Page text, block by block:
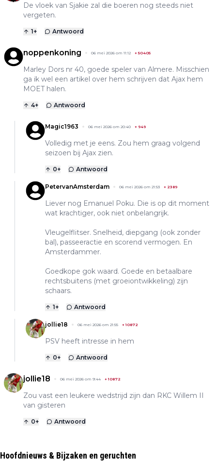
De vloek van Sjakie zal die boeren nog steeds niet
vergeten.
1+ Antwoord
noppenkoning 06 mei 2026 om 11:12 + 50405
Marley Dors nr 40, goede speler van Almere. Misschien
ga ik wel een artikel over hem schrijven dat Ajax hem
MOET halen.
4+ Antwoord
Magic1963 06 mei 2026 om 20:40 + 949
Volledig met je eens. Zou hem graag volgend
seizoen bij Ajax zien.
0+ Antwoord
PetervanAmsterdam 06 mei 2026 om 21:53 + 2389
Liever nog Emanuel Poku. Die is op dit moment
wat krachtiger, ook niet onbelangrijk.
Vleugelflitser. Snelheid, diepgang (ook zonder
bal), passeeractie en scorend vermogen. En
Amsterdammer.
Goedkope gok waard. Goede en betaalbare
rechtsbuitens (met groeiontwikkeling) zijn
schaars.
1+ Antwoord
jollie18 06 mei 2026 om 21:55 +10872
PSV heeft intresse in hem
0+ Antwoord
jollie18 06 mei 2026 om 9:44 +10872
Zou vast een leukere wedstrijd zijn dan RKC Willem II
van gisteren
0+ Antwoord
Hoofdnieuws & Bijzaken en geruchten